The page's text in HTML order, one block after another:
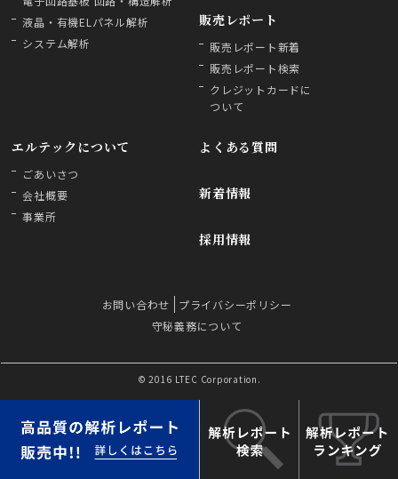
液晶・有機ELパネル解析
システム解析
販売レポート
販売レポート新着
販売レポート検索
クレジットカードに
ついて
エルテックについて
ごあいさつ
会社概要
事業所
よくある質問
新着情報
採用情報
お問い合わせ
プライバシーポリシー
守秘義務について
© 2016 LTEC Corporation.